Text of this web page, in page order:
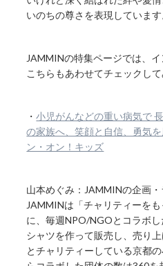
いのちの尊さを表現しています
JAMMINの特集ページでは、イ
こちらもあわせてチェックし
・小児がんなどの重い病気で
の家族へ、笑顔と自信、勇気
ン・オン！キッズ
山本めぐみ：JAMMINの企画・
JAMMINは「チャリティーを
に、毎週NPO/NGOとコラボ
シャツを作って販売し、売り
とチャリティーしている京都